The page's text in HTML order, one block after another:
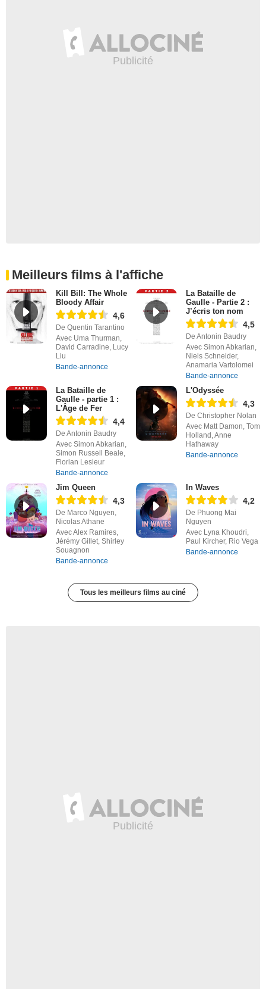
Meilleurs films à l'affiche
Kill Bill: The Whole
Bloody Affair
4,6
De Quentin Tarantino
Avec Uma Thurman,
David Carradine, Lucy
Liu
Bande-annonce
La Bataille de
Gaulle - Partie 2 :
J’écris ton nom
4,5
De Antonin Baudry
Avec Simon Abkarian,
Niels Schneider,
Anamaria Vartolomei
Bande-annonce
La Bataille de
Gaulle - partie 1 :
L'Âge de Fer
4,4
De Antonin Baudry
Avec Simon Abkarian,
Simon Russell Beale,
Florian Lesieur
Bande-annonce
L'Odyssée
4,3
De Christopher Nolan
Avec Matt Damon, Tom
Holland, Anne
Hathaway
Bande-annonce
Jim Queen
4,3
De Marco Nguyen,
Nicolas Athane
Avec Alex Ramires,
Jérémy Gillet, Shirley
Souagnon
Bande-annonce
In Waves
4,2
De Phuong Mai
Nguyen
Avec Lyna Khoudri,
Paul Kircher, Rio Vega
Bande-annonce
Tous les meilleurs films au ciné